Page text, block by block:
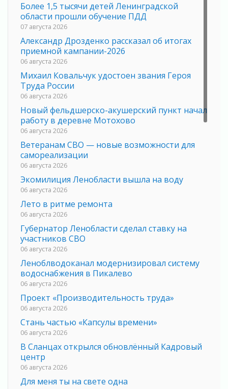
Более 1,5 тысячи детей Ленинградской
области прошли обучение ПДД
07 августа 2026
Александр Дрозденко рассказал об итогах
приемной кампании-2026
06 августа 2026
Михаил Ковальчук удостоен звания Героя
Труда России
06 августа 2026
Новый фельдшерско-акушерский пункт начал
работу в деревне Мотохово
06 августа 2026
Ветеранам СВО — новые возможности для
самореализации
06 августа 2026
Экомилиция Ленобласти вышла на воду
06 августа 2026
Лето в ритме ремонта
06 августа 2026
Губернатор Ленобласти сделал ставку на
участников СВО
06 августа 2026
Леноблводоканал модернизировал систему
водоснабжения в Пикалево
06 августа 2026
Проект «Производительность труда»
06 августа 2026
Стань частью «Капсулы времени»
06 августа 2026
В Сланцах открылся обновлённый Кадровый
центр
06 августа 2026
Для меня ты на свете одна